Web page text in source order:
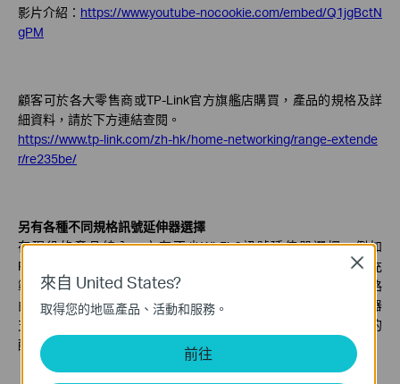
影片介紹： https://www.youtube-nocookie.com/embed/Q1jgBctN
gPM
顧客可於各大零售商或TP-Link官方旗艦店購買，產品的規格及詳
細資料，請於下方連結查閱。
https://www.tp-link.com/zh-hk/home-networking/range-extende
r/re235be/
另有各種不同規格訊號延伸器選擇
在現役的產品線內，亦有不少Wi-Fi 6訊號延伸器選擇，例如
RE705X、RE600X等，為現正使用Wi-Fi 6路由器的用家提供擴充
範圍的另一選擇，配搭TP-Link Archer系列路由器，就可以透過路
由器的Tether App直接設定延伸器，若該款TP-Link Archer路由器
支援EasyMesh，在Mesh Wi-Fi無縫漫遊及兼容上會是高穩定性的
配搭。
來自 United States?
取得您的地區產品、活動和服務。
前往
Close